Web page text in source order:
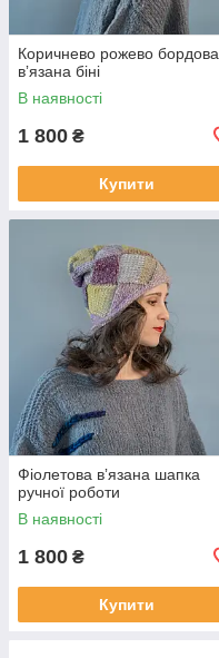
Коричнево рожево бордова
вʼязана біні
В наявності
1 800 ₴
Купити
Фіолетова вʼязана шапка
ручної роботи
В наявності
1 800 ₴
Купити